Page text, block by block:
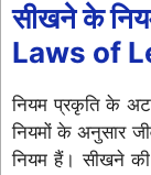
सीखने के
Laws of
नियम प्रकृति के
नियमों के अनुसार
नियम हैं। सीखने